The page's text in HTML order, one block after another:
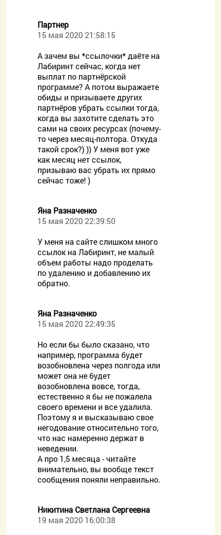
Партнер
15 мая 2020 21:58:15
А зачем вы *ссылочки* даёте на
Лабиринт сейчас, когда нет
выплат по партнёрской
программе? А потом выражаете
обиды и призываете других
партнёров убрать ссылки тогда,
когда вы захотите сделать это
сами на своих ресурсах (почему-
то через месяц-полтора. Откуда
такой срок?) )) У меня вот уже
как месяц нет ссылок,
призываю вас убрать их прямо
сейчас тоже! )
Яна Разначенко
15 мая 2020 22:39:50
У меня на сайте слишком много
ссылок на Лабиринт, не малый
объем работы надо проделать
по удалению и добавлению их
обратно.
Яна Разначенко
15 мая 2020 22:49:35
Но если бы было сказано, что
например, программа будет
возобновлена через полгода или
может она не будет
возобновлена вовсе, тогда,
естественно я бы не пожалела
своего времени и все удалила.
Поэтому я и высказываю свое
негодование относительно того,
что нас намеренно держат в
неведении.
А про 1,5 месяца - читайте
внимательно, вы вообще текст
сообщения поняли неправильно.
Никитина Светлана Сергеевна
19 мая 2020 16:00:38